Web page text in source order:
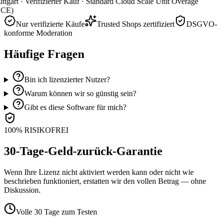
Nur verifizierte Käufe
Trusted Shops zertifiziert
DSGVO-
konforme Moderation
Häufige Fragen
Bin ich lizenzierter Nutzer?
Warum können wir so günstig sein?
Gibt es diese Software für mich?
100% RISIKOFREI
30-Tage-Geld-zurück-Garantie
Wenn Ihre Lizenz nicht aktiviert werden kann oder nicht wie
beschrieben funktioniert, erstatten wir den vollen Betrag — ohne
Diskussion.
Volle 30 Tage zum Testen